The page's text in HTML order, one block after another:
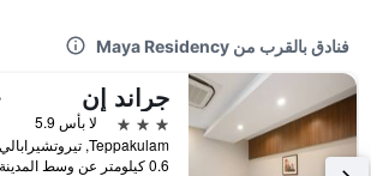
فنادق بالقرب من Maya Residency
جراند إن
3 نجوم
لا بأس 5.9
0.6 كيلومتر عن وسط المدينة